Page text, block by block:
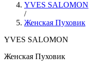
YVES SALOMON
/
Женская Пуховик
YVES SALOMON
Женская Пуховик